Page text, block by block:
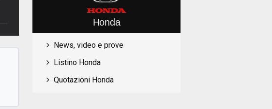
Honda
News, video e prove
Listino Honda
Quotazioni Honda